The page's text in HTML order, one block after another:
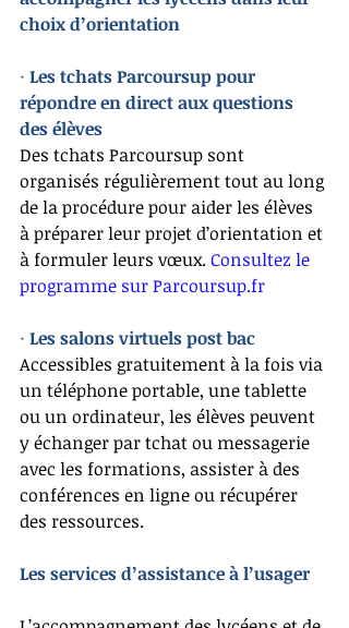
choix d’orientation
· Les tchats Parcoursup pour
répondre en direct aux questions
des élèves
Des tchats Parcoursup sont
organisés régulièrement tout au long
de la procédure pour aider les élèves
à préparer leur projet d’orientation et
à formuler leurs vœux. Consultez le
programme sur Parcoursup.fr
· Les salons virtuels post bac
Accessibles gratuitement à la fois via
un téléphone portable, une tablette
ou un ordinateur, les élèves peuvent
y échanger par tchat ou messagerie
avec les formations, assister à des
conférences en ligne ou récupérer
des ressources.
Les services d’assistance à l’usager